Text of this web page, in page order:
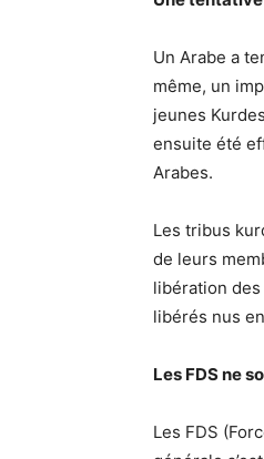
Un Arabe a
même, un
jeunes
ensuite été
Arabes.
Les tribus
de leurs
libération
libérés nus
Les FDS ne
Les FDS